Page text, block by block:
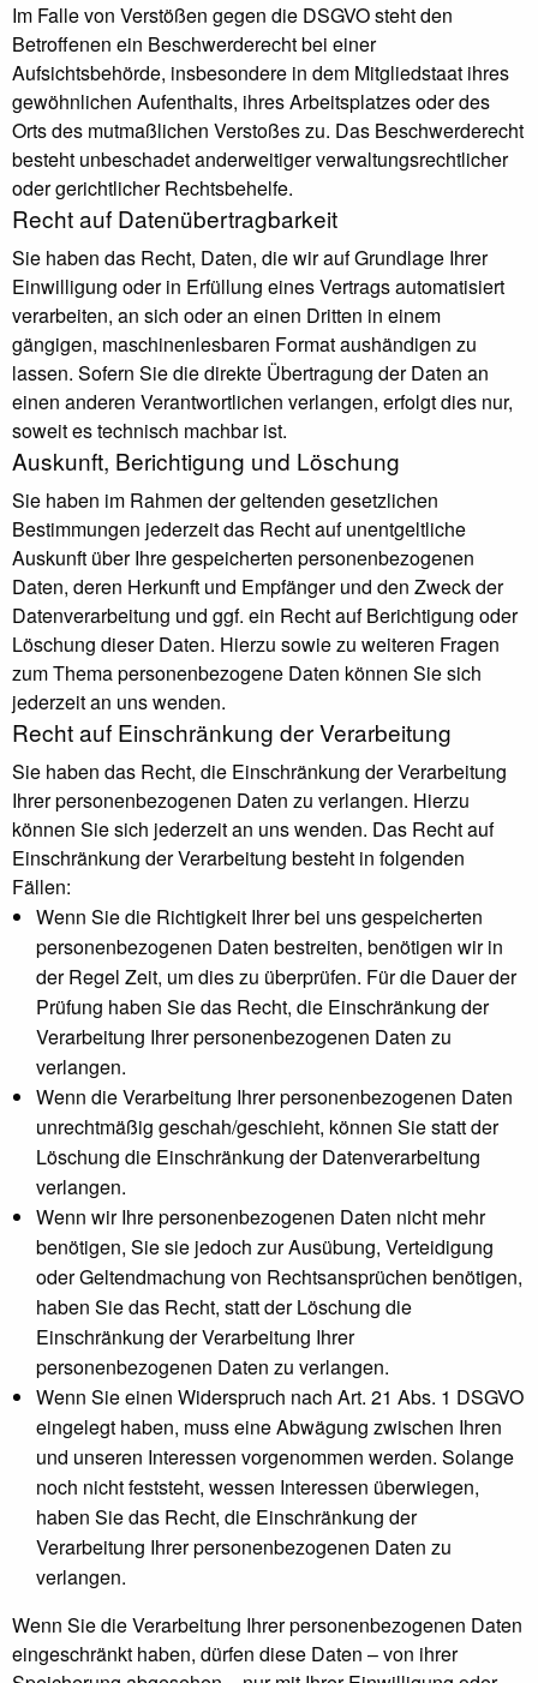
Im Falle von Verstößen gegen die DSGVO steht den
Betroffenen ein Beschwerderecht bei einer
Aufsichtsbehörde, insbesondere in dem Mitgliedstaat ihres
gewöhnlichen Aufenthalts, ihres Arbeitsplatzes oder des
Orts des mutmaßlichen Verstoßes zu. Das Beschwerderecht
besteht unbeschadet anderweitiger verwaltungsrechtlicher
oder gerichtlicher Rechtsbehelfe.
Recht auf Daten­übertrag­barkeit
Sie haben das Recht, Daten, die wir auf Grundlage Ihrer
Einwilligung oder in Erfüllung eines Vertrags automatisiert
verarbeiten, an sich oder an einen Dritten in einem
gängigen, maschinenlesbaren Format aushändigen zu
lassen. Sofern Sie die direkte Übertragung der Daten an
einen anderen Verantwortlichen verlangen, erfolgt dies nur,
soweit es technisch machbar ist.
Auskunft, Berichtigung und Löschung
Sie haben im Rahmen der geltenden gesetzlichen
Bestimmungen jederzeit das Recht auf unentgeltliche
Auskunft über Ihre gespeicherten personenbezogenen
Daten, deren Herkunft und Empfänger und den Zweck der
Datenverarbeitung und ggf. ein Recht auf Berichtigung oder
Löschung dieser Daten. Hierzu sowie zu weiteren Fragen
zum Thema personenbezogene Daten können Sie sich
jederzeit an uns wenden.
Recht auf Einschränkung der Verarbeitung
Sie haben das Recht, die Einschränkung der Verarbeitung
Ihrer personenbezogenen Daten zu verlangen. Hierzu
können Sie sich jederzeit an uns wenden. Das Recht auf
Einschränkung der Verarbeitung besteht in folgenden
Fällen:
Wenn Sie die Richtigkeit Ihrer bei uns gespeicherten
personenbezogenen Daten bestreiten, benötigen wir in
der Regel Zeit, um dies zu überprüfen. Für die Dauer der
Prüfung haben Sie das Recht, die Einschränkung der
Verarbeitung Ihrer personenbezogenen Daten zu
verlangen.
Wenn die Verarbeitung Ihrer personenbezogenen Daten
unrechtmäßig geschah/geschieht, können Sie statt der
Löschung die Einschränkung der Datenverarbeitung
verlangen.
Wenn wir Ihre personenbezogenen Daten nicht mehr
benötigen, Sie sie jedoch zur Ausübung, Verteidigung
oder Geltendmachung von Rechtsansprüchen benötigen,
haben Sie das Recht, statt der Löschung die
Einschränkung der Verarbeitung Ihrer
personenbezogenen Daten zu verlangen.
Wenn Sie einen Widerspruch nach Art. 21 Abs. 1 DSGVO
eingelegt haben, muss eine Abwägung zwischen Ihren
und unseren Interessen vorgenommen werden. Solange
noch nicht feststeht, wessen Interessen überwiegen,
haben Sie das Recht, die Einschränkung der
Verarbeitung Ihrer personenbezogenen Daten zu
verlangen.
Wenn Sie die Verarbeitung Ihrer personenbezogenen Daten
eingeschränkt haben, dürfen diese Daten – von ihrer